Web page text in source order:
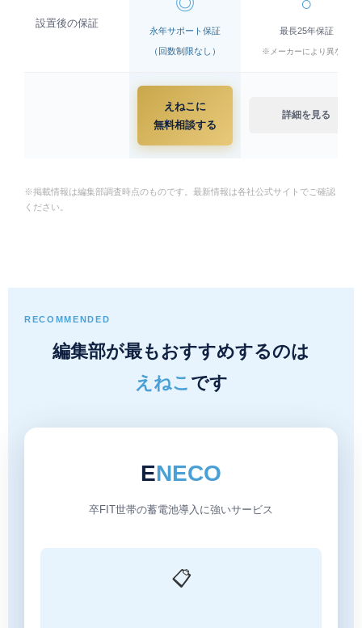
設置後の保証
永年サポート保証
（回数制限なし）
最長25年保証
※メーカーにより異なる
えねこに
無料相談する
詳細を見る
※掲載情報は編集部調査時点のものです。最新情報は各社公式サイトでご確認
ください。
RECOMMENDED
編集部が最もおすすめするのは
えねこ です
ENECO
卒FIT世帯の蓄電池導入に強いサービス
📋